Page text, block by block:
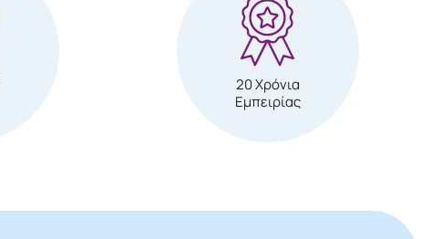
20 Χρόνια
Εμπειρίας